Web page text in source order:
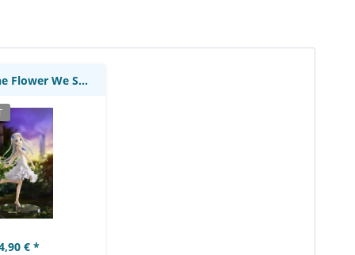
Anohana: The Flower We Saw That Day - Meiko...
€ *